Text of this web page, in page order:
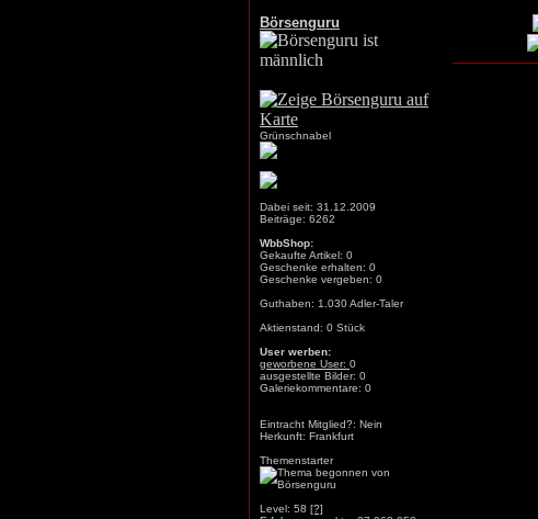
Börsenguru
Grünschnabel
Dabei seit: 31.12.2009
Beiträge: 6262
WbbShop:
Gekaufte Artikel: 0
Geschenke erhalten: 0
Geschenke vergeben: 0
Guthaben: 1.030 Adler-Taler
Aktienstand: 0 Stück
User werben:
geworbene User: 0
ausgestellte Bilder: 0
Galeriekommentare: 0
Eintracht Mitglied?: Nein
Herkunft: Frankfurt
Themenstarter
Level: 58 [?]